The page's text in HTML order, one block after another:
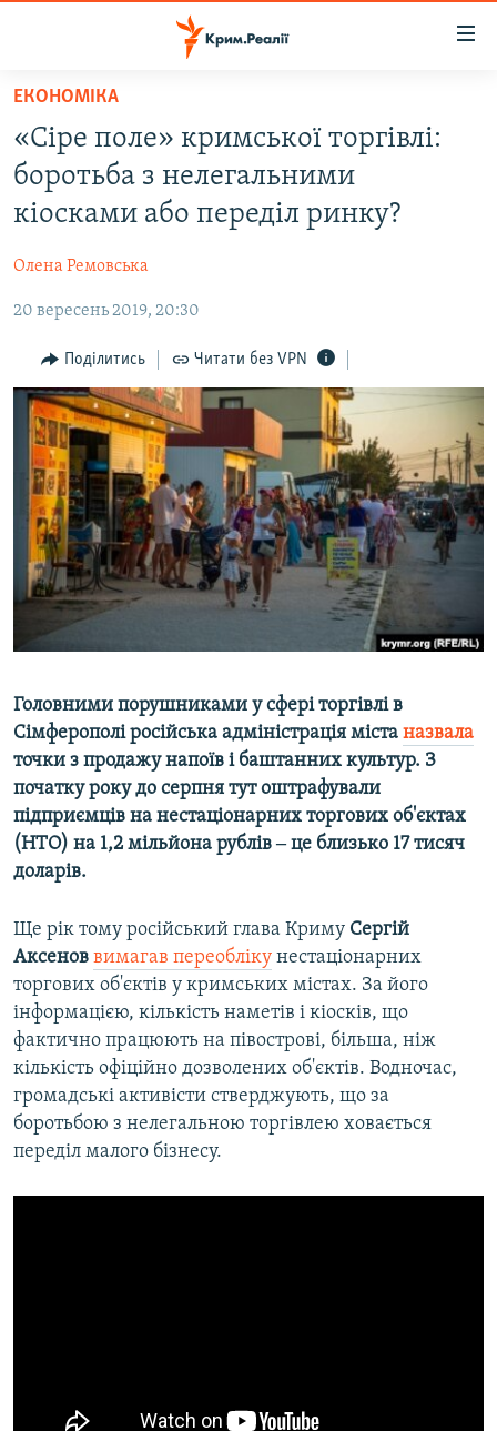
Перейти
основного
матеріалу
Перейти
до
основної
Перейти
пошуку
ВОДА.КРИМ
ВІДЕО ТА ФОТО
БЛОГИ
ПОГЛЯД
ІНТЕРВ'Ю
ВСЕ ЗА ДЕНЬ
СПЕЦПРОЕКТИ
ДЕПОРТАЦІЯ
ВІДЕОУРОКИ «ELIFBE»
СВІДЧЕННЯ ОКУПАЦІЇ
УКРАЇНСЬКА ПРОБЛЕМА КРИМУ
ІНФОГРАФІКА
ЯК ОБІЙТИ БЛОКУВАННЯ
Русский
Qırımtatar
ДОЛУЧАЙСЯ!
Усі сайти RFE/RL
ЕКОНОМІКА
«Сіре поле» кримської торгівлі:
боротьба з нелегальними
кіосками або переділ ринку?
Олена Ремовська
20 вересень 2019, 20:30
Поділитись Читати без VPN
Головними порушниками у сфері торгівлі в
Сімферополі російська адміністрація міста назвала
точки з продажу напоїв і баштанних культур. З
початку року до серпня тут оштрафували
підприємців на нестаціонарних торгових об'єктах
(НТО) на 1,2 мільйона рублів ‒ це близько 17 тисяч
доларів.
Ще рік тому російський глава Криму Сергій
Аксенов вимагав переобліку нестаціонарних
торгових об'єктів у кримських містах. За його
інформацією, кількість наметів і кіосків, що
фактично працюють на півострові, більша, ніж
кількість офіційно дозволених об'єктів. Водночас,
громадські активісти стверджують, що за
боротьбою з нелегальною торгівлею ховається
переділ малого бізнесу.